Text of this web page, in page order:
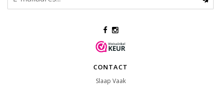
CONTACT
Slaap Vaak